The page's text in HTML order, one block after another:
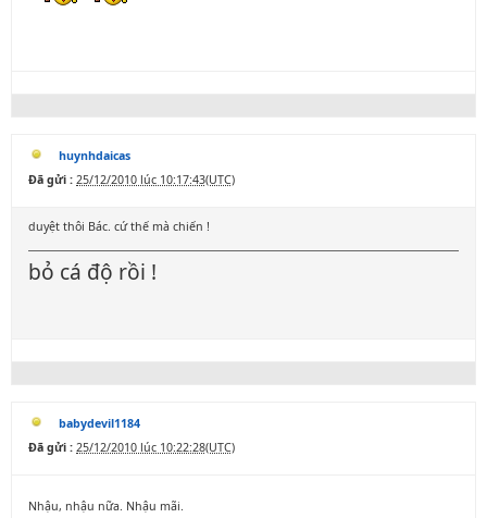
huynhdaicas
Đã gửi : 25/12/2010 lúc 10:17:43(UTC)
duyệt thôi Bác. cứ thế mà chiến !
bỏ cá độ rồi !
babydevil1184
Đã gửi : 25/12/2010 lúc 10:22:28(UTC)
Nhậu, nhậu nữa. Nhậu mãi.